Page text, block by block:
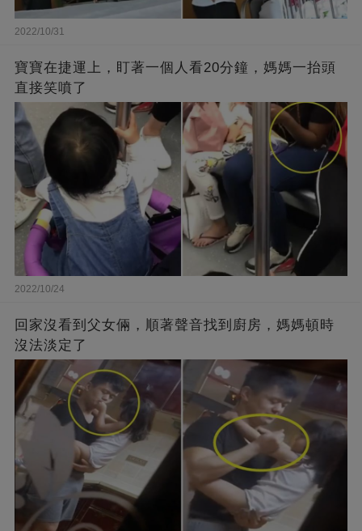
2022/10/31
寶寶在捷運上，盯著一個人看20分鐘，媽媽一抬頭
直接笑噴了
2022/10/24
回家沒看到父女倆，順著聲音找到廚房，媽媽頓時
沒法淡定了